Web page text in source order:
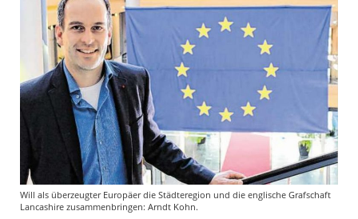
Will als überzeugter Europäer die Städteregion und die englische Grafschaft
Lancashire zusammenbringen: Arndt Kohn.